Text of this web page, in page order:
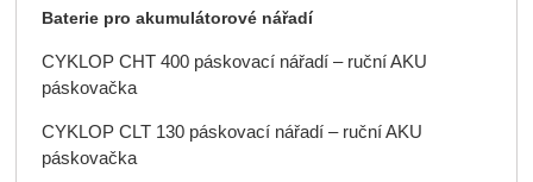
Baterie pro akumulátorové nářadí
CYKLOP CHT 400 páskovací nářadí – ruční AKU
páskovačka
CYKLOP CLT 130 páskovací nářadí – ruční AKU
páskovačka